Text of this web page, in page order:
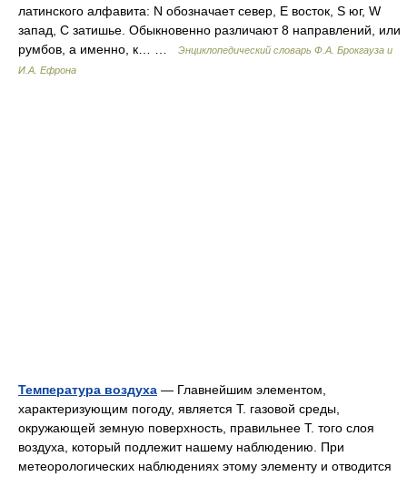
латинского алфавита: N обозначает север, Е восток, S юг, W
запад, С затишье. Обыкновенно различают 8 направлений, или
румбов, а именно, к… …
Энциклопедический словарь Ф.А. Брокгауза и
И.А. Ефрона
Температура воздуха — Главнейшим элементом,
характеризующим погоду, является Т. газовой среды,
окружающей земную поверхность, правильнее Т. того слоя
воздуха, который подлежит нашему наблюдению. При
метеорологических наблюдениях этому элементу и отводится